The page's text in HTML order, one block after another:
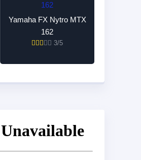
Yamaha FX Nytro MTX
162
3/5